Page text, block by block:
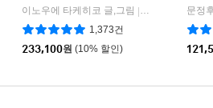
이노우에 타케히코 글,그림
학산문화사
1,373건
233,100원 (10% 할인)
문정